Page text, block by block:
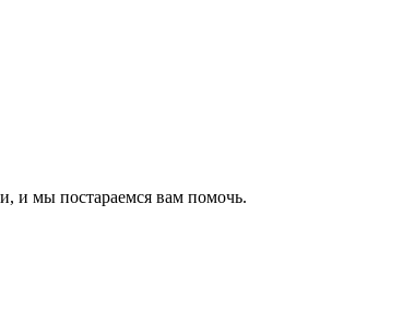
и мы постараемся вам помочь.